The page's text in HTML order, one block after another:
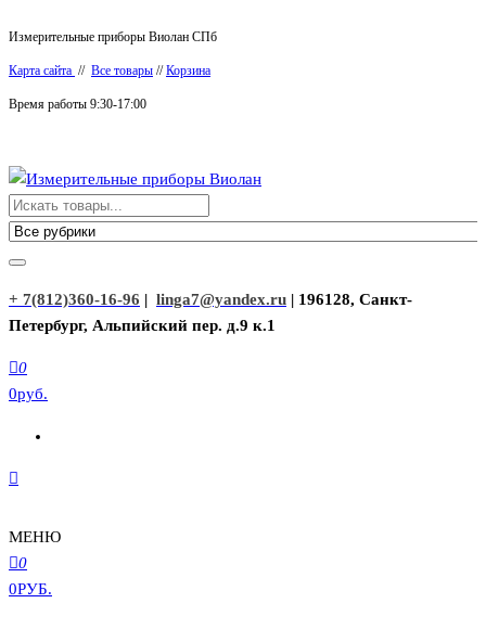
к
содержимому
Измерительные приборы Виолан СПб
Карта сайта // Все товары //Корзина
Время работы 9:30-17:00
Измерительные приборы Виолан
+ 7(812)360-16-96 | linga7@yandex.ru | 196128, Санкт-
Петербург, Альпийский пер. д.9 к.1
0
0руб.
МЕНЮ
0
0РУБ.